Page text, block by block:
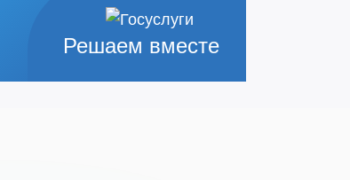
Решаем вместе